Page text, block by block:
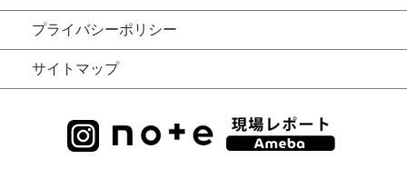
プライバシーポリシー
サイトマップ